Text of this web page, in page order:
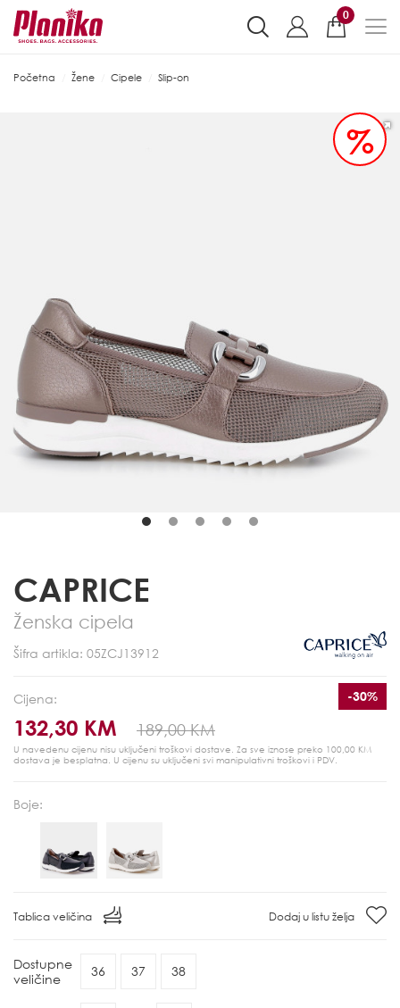
0
Početna Žene Cipele Slip-on
%
CAPRICE
Ženska cipela
Šifra artikla: 05ZCJ13912
Cijena:
132,30 KM 189,00 KM
-30%
U navedenu cijenu nisu uključeni troškovi dostave. Za sve iznose preko 100,00 KM
dostava je besplatna. U cijenu su uključeni svi manipulativni troškovi i PDV.
Boje:
Tablica veličina Dodaj u listu želja
Dostupne
veličine
36 37 38